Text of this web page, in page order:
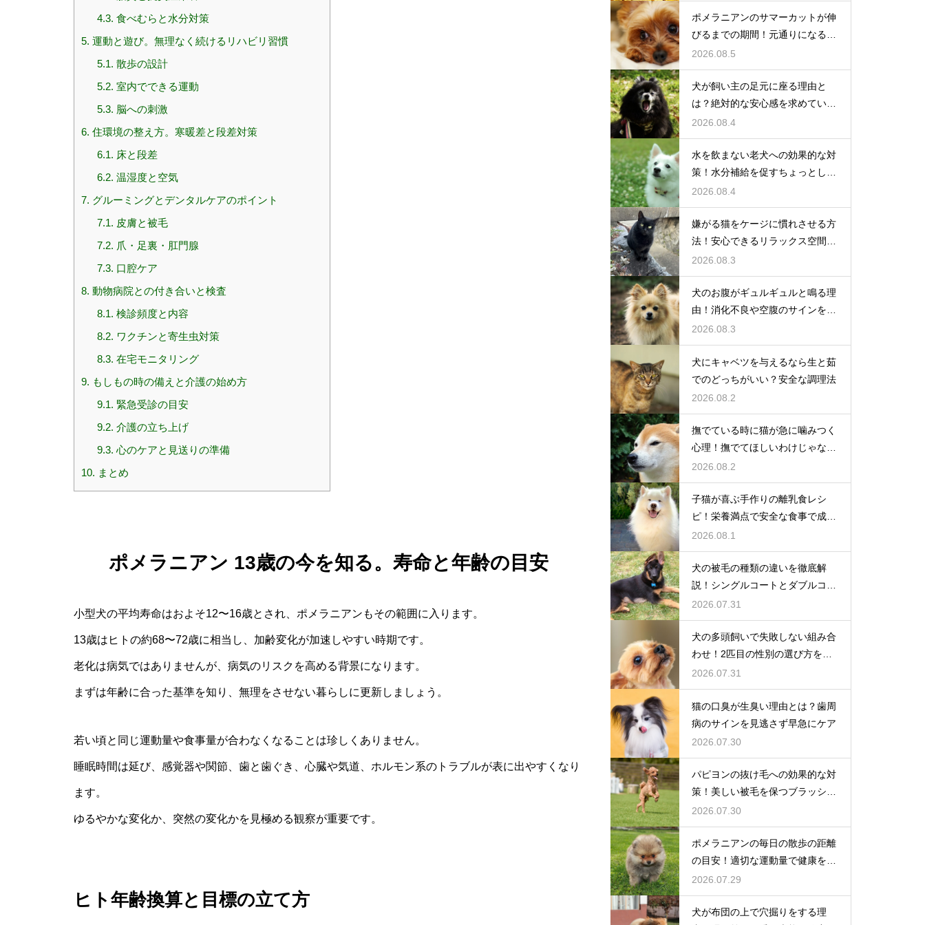
4.3. 食べむらと水分対策
5. 運動と遊び。無理なく続けるリハビリ習慣
5.1. 散歩の設計
5.2. 室内でできる運動
5.3. 脳への刺激
6. 住環境の整え方。寒暖差と段差対策
6.1. 床と段差
6.2. 温湿度と空気
7. グルーミングとデンタルケアのポイント
7.1. 皮膚と被毛
7.2. 爪・足裏・肛門腺
7.3. 口腔ケア
8. 動物病院との付き合いと検査
8.1. 検診頻度と内容
8.2. ワクチンと寄生虫対策
8.3. 在宅モニタリング
9. もしもの時の備えと介護の始め方
9.1. 緊急受診の目安
9.2. 介護の立ち上げ
9.3. 心のケアと見送りの準備
10. まとめ
ポメラニアン 13歳の今を知る。寿命と年齢の目安
小型犬の平均寿命はおよそ12〜16歳とされ、ポメラニアンもその範囲に入ります。
13歳はヒトの約68〜72歳に相当し、加齢変化が加速しやすい時期です。
老化は病気ではありませんが、病気のリスクを高める背景になります。
まずは年齢に合った基準を知り、無理をさせない暮らしに更新しましょう。
若い頃と同じ運動量や食事量が合わなくなることは珍しくありません。
睡眠時間は延び、感覚器や関節、歯と歯ぐき、心臓や気道、ホルモン系のトラブルが表に出やすくなり
ます。
ゆるやかな変化か、突然の変化かを見極める観察が重要です。
ヒト年齢換算と目標の立て方
ポメラニアンのサマーカットが伸
びるまでの期間！元通りになるの
か
2026.08.5
犬が飼い主の足元に座る理由と
は？絶対的な安心感を求めている
心理
2026.08.4
水を飲まない老犬への効果的な対
策！水分補給を促すちょっとした
工夫
2026.08.4
嫌がる猫をケージに慣れさせる方
法！安心できるリラックス空間の
作り方
2026.08.3
犬のお腹がギュルギュルと鳴る理
由！消化不良や空腹のサインを解
説
2026.08.3
犬にキャベツを与えるなら生と茹
でのどっちがいい？安全な調理法
2026.08.2
撫でている時に猫が急に噛みつく
心理！撫でてほしいわけじゃな
い？
2026.08.2
子猫が喜ぶ手作りの離乳食レシ
ピ！栄養満点で安全な食事で成長
を応援
2026.08.1
犬の被毛の種類の違いを徹底解
説！シングルコートとダブルコー
トの謎
2026.07.31
犬の多頭飼いで失敗しない組み合
わせ！2匹目の性別の選び方を解
説
2026.07.31
猫の口臭が生臭い理由とは？歯周
病のサインを見逃さず早急にケア
2026.07.30
パピヨンの抜け毛への効果的な対
策！美しい被毛を保つブラッシン
グ
2026.07.30
ポメラニアンの毎日の散歩の距離
の目安！適切な運動量で健康を維
持
2026.07.29
犬が布団の上で穴掘りをする理